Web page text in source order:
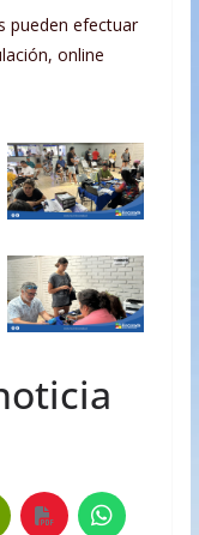
pueden efectuar
online